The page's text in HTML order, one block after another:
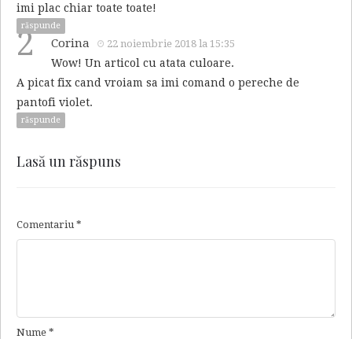
imi plac chiar toate toate!
răspunde
2 Corina 22 noiembrie 2018 la 15:35
Wow! Un articol cu atata culoare.
A picat fix cand vroiam sa imi comand o pereche de
pantofi violet.
răspunde
Lasă un răspuns
Comentariu *
Nume *